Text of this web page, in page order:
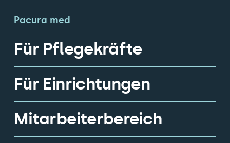
Pacura med
Für Pflegekräfte
Für Einrichtungen
Mitarbeiterbereich